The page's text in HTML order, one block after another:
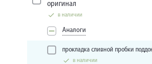
оригинал
в наличии
Аналоги
прокладка сливной пробки
в наличии